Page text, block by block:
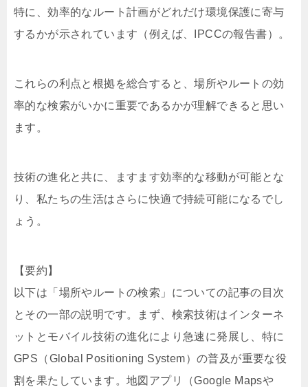
特に、効率的なルート計画がどれだけ環境保護に寄与
するかが示されています（例えば、IPCCの報告書）。
これらの利点と根拠を総合すると、場所やルートの効
率的な検索がいかに重要であるかが理解できると思い
ます。
技術の進化と共に、ますます効率的な移動が可能とな
り、私たちの生活はさらに快適で持続可能になるでし
ょう。
【要約】
以下は「場所やルートの検索」についての記事の目次
とその一部の説明です。まず、検索技術はインターネ
ットとモバイル技術の進化により急速に発展し、特に
GPS（Global Positioning System）の普及が重要な役
割を果たしています。地図アプリ（Google Mapsや